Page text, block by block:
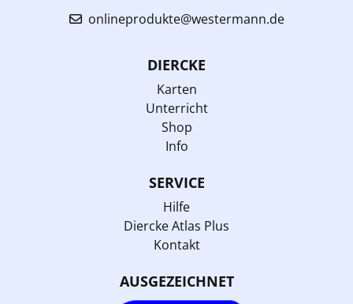
onlineprodukte@westermann.de
DIERCKE
Karten
Unterricht
Shop
Info
SERVICE
Hilfe
Diercke Atlas Plus
Kontakt
AUSGEZEICHNET